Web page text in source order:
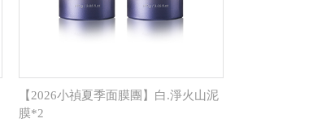
【2026小禎夏季面膜團】白.淨火山泥
膜*2